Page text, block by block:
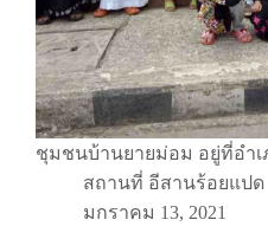
ชุมชนบ้านยายม่อม อยู่ที่อำ
สถานที่ อีสานร้อยแปด
มกราคม 13, 2021